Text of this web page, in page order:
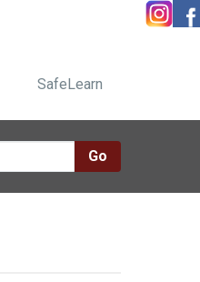
SafeLearn
Go